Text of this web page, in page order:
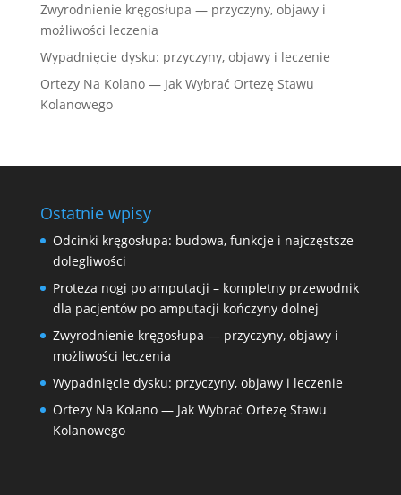
Zwyrodnienie kręgosłupa — przyczyny, objawy i
możliwości leczenia
Wypadnięcie dysku: przyczyny, objawy i leczenie
Ortezy Na Kolano — Jak Wybrać Ortezę Stawu
Kolanowego
Ostatnie wpisy
Odcinki kręgosłupa: budowa, funkcje i najczęstsze
dolegliwości
Proteza nogi po amputacji – kompletny przewodnik
dla pacjentów po amputacji kończyny dolnej
Zwyrodnienie kręgosłupa — przyczyny, objawy i
możliwości leczenia
Wypadnięcie dysku: przyczyny, objawy i leczenie
Ortezy Na Kolano — Jak Wybrać Ortezę Stawu
Kolanowego